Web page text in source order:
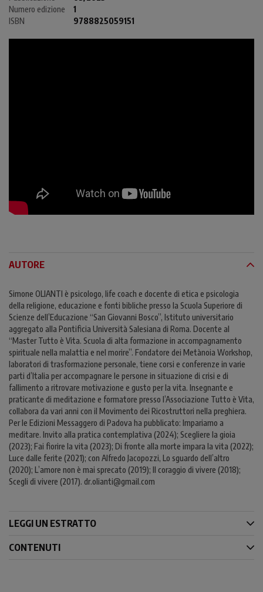
Numero edizione
1
ISBN
9788825059151
AUTORE
Simone OLIANTI è psicologo, life coach e docente di etica e psicologia
della religione, educazione e fonti bibliche presso la Scuola Superiore di
Scienze dell’Educazione “San Giovanni Bosco”, Istituto universitario
aggregato alla Pontificia Università Salesiana di Roma. Docente al
“Master Tutto è Vita. Scuola di alta formazione in accompagnamento
spirituale nella malattia e nel morire”. Fondatore dei Metànoia Workshop,
laboratori di trasformazione personale, tiene corsi e conferenze in varie
parti d’Italia per accompagnare le persone in situazione di crisi e di
fallimento a ritrovare motivazione e gusto per la vita. Insegnante e
praticante di meditazione e formatore presso l’Associazione Tutto è Vita,
collabora da vari anni con il Movimento dei Ricostruttori nella preghiera.
Per le Edizioni Messaggero di Padova ha pubblicato: Impariamo a
meditare. Invito alla pratica contemplativa (2024); Scegliere la gioia
(2023); Fai fiorire la vita (2023); Di fronte alla morte impara la vita (2022);
Luce dalle ferite (2021); con Alfredo Jacopozzi, Lo sguardo dell’altro
(2020); L’amore non è mai sprecato (2019); Il coraggio di vivere (2018);
Scegli di vivere (2017). dr.olianti@gmail.com
LEGGI UN ESTRATTO
CONTENUTI